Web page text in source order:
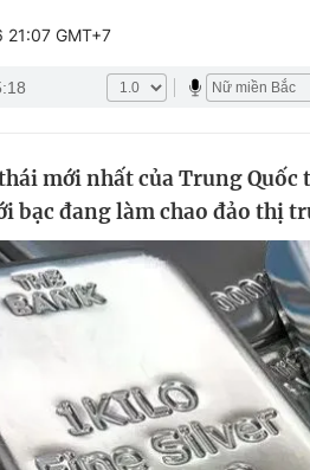
lượng cuộc sống
21:07 GMT+7
mới nhất của Trung Quốc
bạc đang làm chao đảo thị